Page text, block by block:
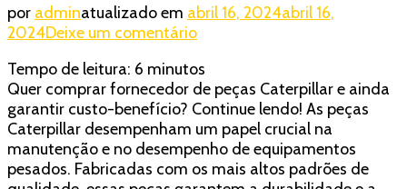
por adminatualizado em abril 16, 2024abril 16,
2024Deixe um comentárioem
de
peças
Caterpillar:
Conheça
a
Realtrac!
Tempo de leitura: 6 minutos
Quer comprar fornecedor de peças Caterpillar e ainda
garantir custo-benefício? Continue lendo! As peças
Caterpillar desempenham um papel crucial na
manutenção e no desempenho de equipamentos
pesados. Fabricadas com os mais altos padrões de